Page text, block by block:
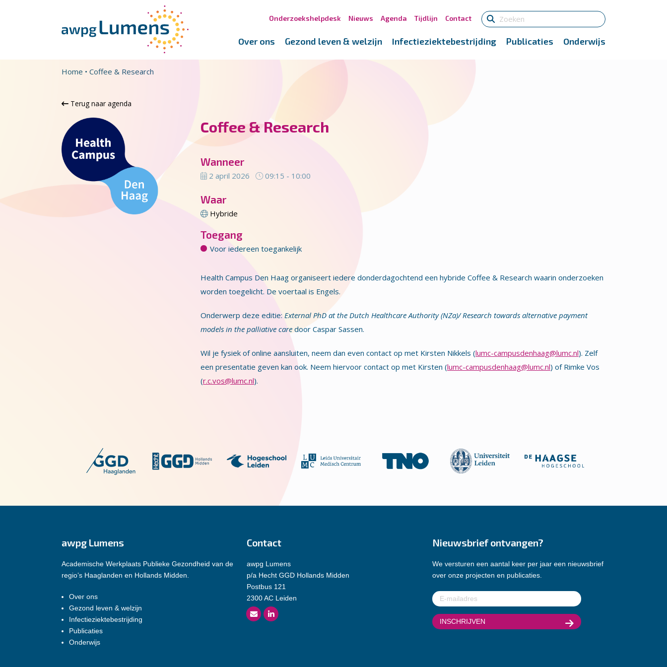
Onderzoekshelpdesk Nieuws Agenda Tijdlijn Contact
Over ons Gezond leven & welzijn Infectieziektebestrijding Publicaties Onderwijs
Home • Coffee & Research
Terug naar agenda
Coffee & Research
Wanneer
2 april 2026 09:15 - 10:00
Waar
Hybride
Toegang
Voor iedereen toegankelijk
Health Campus Den Haag organiseert iedere donderdagochtend een hybride Coffee & Research waarin onderzoeken
worden toegelicht. De voertaal is Engels.
Onderwerp deze editie: External PhD at the Dutch Healthcare Authority (NZa)/ Research towards alternative payment
models in the palliative care door Caspar Sassen.
Wil je fysiek of online aansluiten, neem dan even contact op met Kirsten Nikkels (lumc-campusdenhaag@lumc.nl). Zelf
een presentatie geven kan ook. Neem hiervoor contact op met Kirsten (lumc-campusdenhaag@lumc.nl) of Rimke Vos
(r.c.vos@lumc.nl).
awpg Lumens
Academische Werkplaats Publieke Gezondheid van de
regio’s Haaglanden en Hollands Midden.
Over ons
Gezond leven & welzijn
Infectieziektebestrijding
Publicaties
Onderwijs
Contact
awpg Lumens
p/a Hecht GGD Hollands Midden
Postbus 121
2300 AC Leiden
Nieuwsbrief ontvangen?
We versturen een aantal keer per jaar een nieuwsbrief
over onze projecten en publicaties.
E-
mailadres(Vereist)